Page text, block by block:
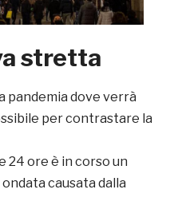
stretta
pandemia dove verrà
per contrastare la
24 ore è in corso un
causata dalla